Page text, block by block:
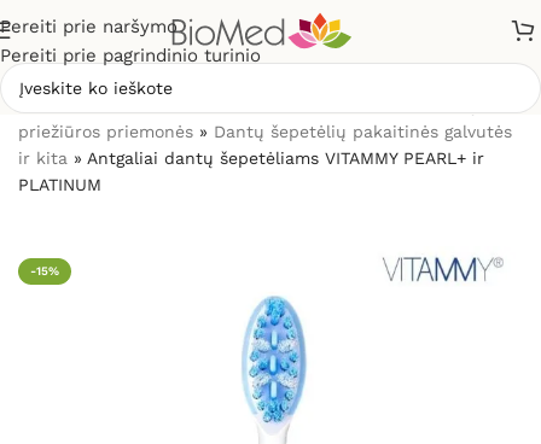
Pereiti prie naršymo
Pereiti prie pagrindinio turinio
priežiūros priemonės » Dantų šepetėlių pakaitinės galvutės
ir kita » Antgaliai dantų šepetėliams VITAMMY PEARL+ ir
PLATINUM
-15%